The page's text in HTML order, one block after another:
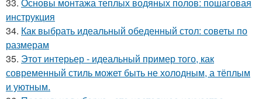
инструкция
34. Как выбрать идеальный обеденный стол: советы по
размерам
35. Этот интерьер - идеальный пример того, как
современный стиль может быть не холодным, а тёплым
и уютным.